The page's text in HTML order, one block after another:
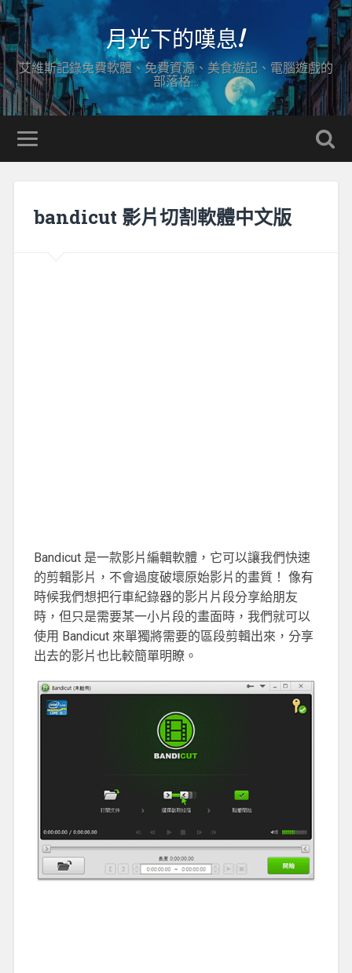
月光下的嘆息!
艾維斯記錄免費軟體、免費資源、美食遊記、電腦遊戲的
部落格…
bandicut 影片切割軟體中文版
Bandicut 是一款影片編輯軟體，它可以讓我們快速
的剪輯影片，不會過度破壞原始影片的畫質！ 像有
時候我們想把行車紀錄器的影片片段分享給朋友
時，但只是需要某一小片段的畫面時，我們就可以
使用 Bandicut 來單獨將需要的區段剪輯出來，分享
出去的影片也比較簡單明瞭。